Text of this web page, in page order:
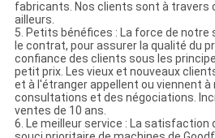
fabricants. Nos clients sont à travers
ailleurs.
5. Petits bénéfices : La force de
le contrat, pour assurer la qualité du
confiance des clients sous les
petit prix. Les vieux et nouveaux
et à l'étranger appellent ou viennent
consultations et des négociations.
ventes de 10 ans.
6. Le meilleur service : La